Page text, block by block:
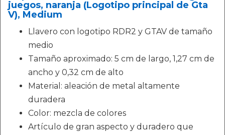
juegos, naranja (Logotipo principal de Gta
V), Medium
Llavero con logotipo RDR2 y GTAV de tamaño
medio
Tamaño aproximado: 5 cm de largo, 1,27 cm de
ancho y 0,32 cm de alto
Material: aleación de metal altamente
duradera
Color: mezcla de colores
Artículo de gran aspecto y duradero que